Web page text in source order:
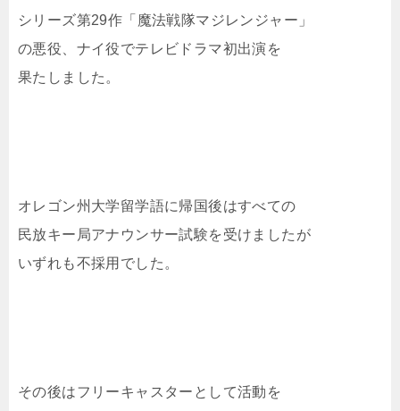
シリーズ第29作「魔法戦隊マジレンジャー」
の悪役、ナイ役でテレビドラマ初出演を
果たしました。
オレゴン州大学留学語に帰国後はすべての
民放キー局アナウンサー試験を受けましたが
いずれも不採用でした。
その後はフリーキャスターとして活動を